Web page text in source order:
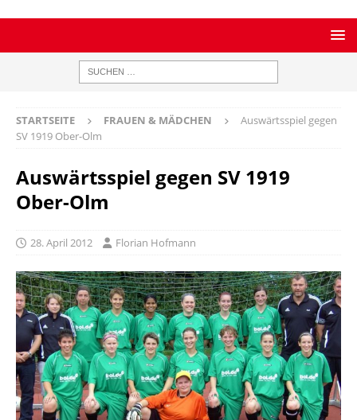
STARTSEITE FRAUEN & MÄDCHEN
Auswärtsspiel gegen
SV 1919 Ober-Olm
Auswärtsspiel gegen SV 1919
Ober-Olm
28. April 2012 Florian Hofmann